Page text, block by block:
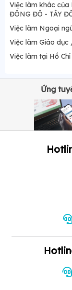
Việc làm khác của
ĐÔNG ĐÔ - TÂY
Việc làm Ngoại
Việc làm Giáo
Việc làm tại Hồ
Ứng